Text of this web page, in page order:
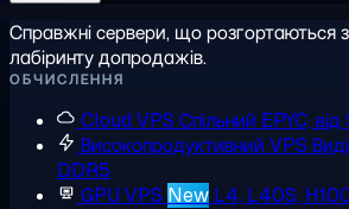
Справжні сервери, що розгортаються
лабіринту допродажів.
ОБЧИСЛЕННЯ
Cloud VPS Спільний EPYC,
Високопродуктивний VPS
DDR5
GPU VPS New L4, L40S,